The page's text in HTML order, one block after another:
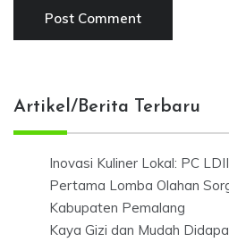
Artikel/Berita Terbaru
Inovasi Kuliner Lokal: PC
Pertama Lomba Olahan
Kabupaten Pemalang
Kaya Gizi dan Mudah